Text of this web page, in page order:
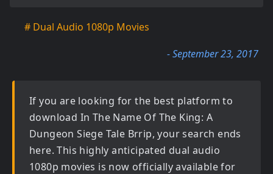
# Dual Audio 1080p Movies
- September 23, 2017
If you are looking for the best platform to
download In The Name Of The King: A
Dungeon Siege Tale Brrip, your search ends
here. This highly anticipated dual audio
1080p movies is now officially available for